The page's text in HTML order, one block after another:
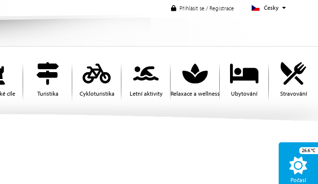
Česky
Přihlásit se / Registrace
cíle Turistika Cykloturistika Letní aktivity Relaxace a wellness Ubytování Stravování
Počasí
26.6°C